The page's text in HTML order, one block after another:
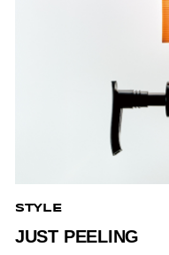
STYLE
JUST PEELING